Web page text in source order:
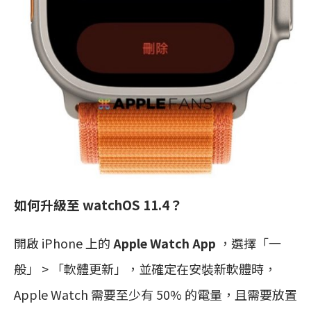
如何升級至 watchOS 11.4？
開啟 iPhone 上的Apple Watch App ，選擇「一
般」 > 「軟體更新」，並確定在安裝新軟體時，
Apple Watch 需要至少有 50% 的電量，且需要放置